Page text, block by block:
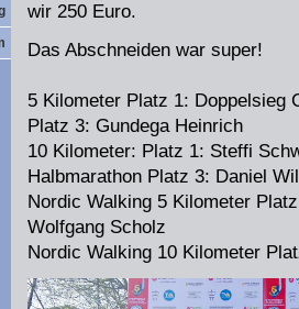
wir 250 Euro.
Das Abschneiden war super!
5 Kilometer Platz 1: Doppelsieg
Platz 3: Gundega Heinrich
10 Kilometer: Platz 1: Steffi
Halbmarathon Platz 3: Daniel
Nordic Walking 5 Kilometer
Wolfgang Scholz
Nordic Walking 10 Kilometer